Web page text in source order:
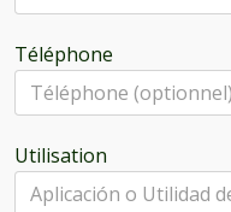
Téléphone
Utilisation